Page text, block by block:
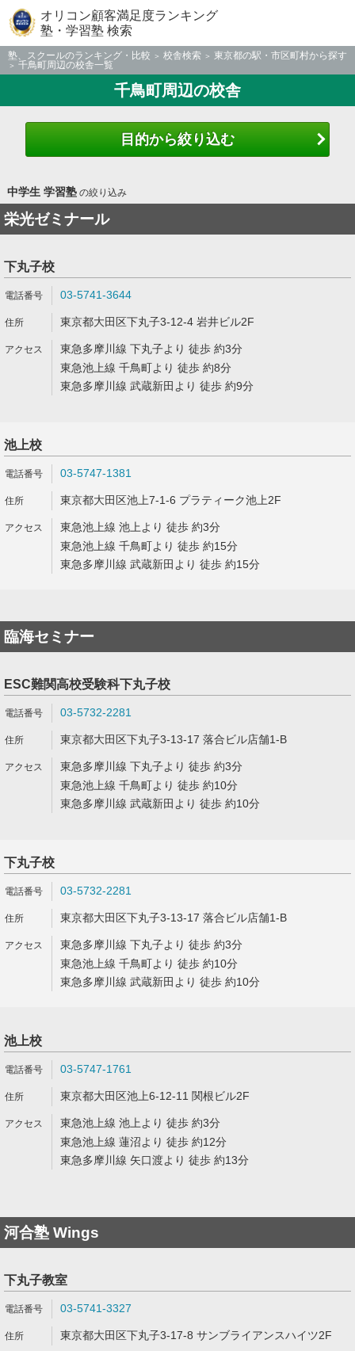
オリコン顧客満足度ランキング
塾・学習塾 検索
塾、スクールのランキング・比較 校舎検索
東京都の駅・市区町村から探す
千鳥町周辺の校舎一覧
千鳥町周辺の校舎
目的から絞り込む
中学生 学習塾の絞り込み
栄光ゼミナール
下丸子校
03-5741-3644
東京都大田区下丸子3-12-4 岩井ビル2F
東急多摩川線 下丸子より 徒歩 約3分
東急池上線 千鳥町より 徒歩 約8分
東急多摩川線 武蔵新田より 徒歩 約9分
池上校
03-5747-1381
東京都大田区池上7-1-6 プラティーク池上2F
東急池上線 池上より 徒歩 約3分
東急池上線 千鳥町より 徒歩 約15分
東急多摩川線 武蔵新田より 徒歩 約15分
臨海セミナー
ESC難関高校受験科下丸子校
03-5732-2281
東京都大田区下丸子3-13-17 落合ビル店舗1-B
東急多摩川線 下丸子より 徒歩 約3分
東急池上線 千鳥町より 徒歩 約10分
東急多摩川線 武蔵新田より 徒歩 約10分
下丸子校
03-5732-2281
東京都大田区下丸子3-13-17 落合ビル店舗1-B
東急多摩川線 下丸子より 徒歩 約3分
東急池上線 千鳥町より 徒歩 約10分
東急多摩川線 武蔵新田より 徒歩 約10分
池上校
03-5747-1761
東京都大田区池上6-12-11 関根ビル2F
東急池上線 池上より 徒歩 約3分
東急池上線 蓮沼より 徒歩 約12分
東急多摩川線 矢口渡より 徒歩 約13分
河合塾 Wings
下丸子教室
03-5741-3327
東京都大田区下丸子3-17-8 サンブライアンスハイツ2F